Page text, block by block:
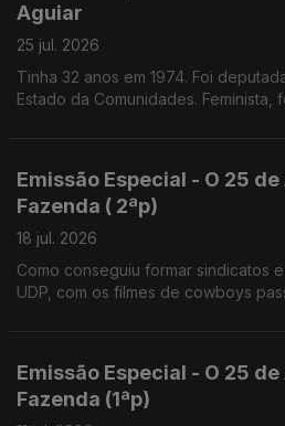
Aguiar
25 jul. 2026
Tinha 32 anos em 1974. Foi
Estado da Comunidades. Feminista,
Emissão Especial - O 25
Fazenda ( 2ªp)
18 jul. 2026
Como conseguiu formar sindicatos
UDP, com os filmes de cowboys
Emissão Especial - O 25
Fazenda (1ªp)